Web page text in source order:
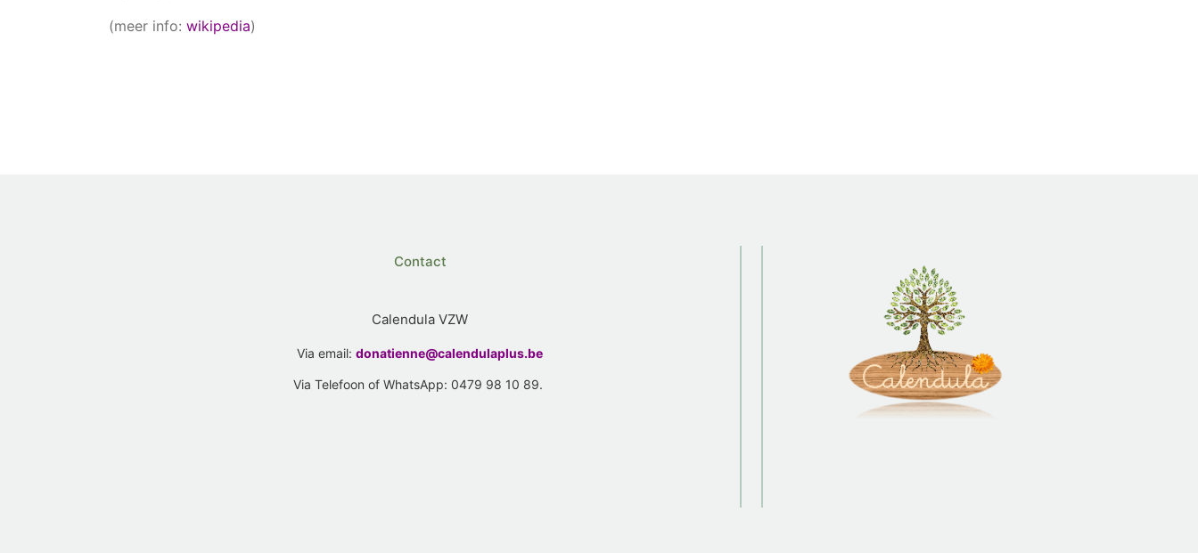
(meer info: wikipedia)
Contact
Calendula VZW
Via email:donatienne@calendulaplus.be
Via Telefoon of WhatsApp: 0479 98 10 89.